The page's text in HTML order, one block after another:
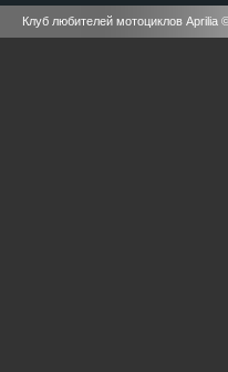
Клуб любителей мотоциклов Aprilia